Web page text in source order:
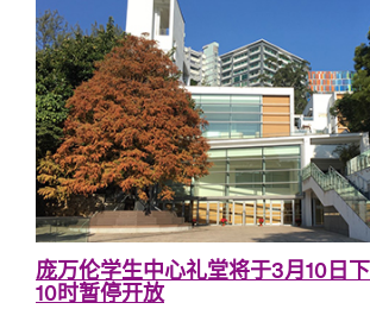
庞万伦学生中心礼堂将于3月10日
10时暂停开放